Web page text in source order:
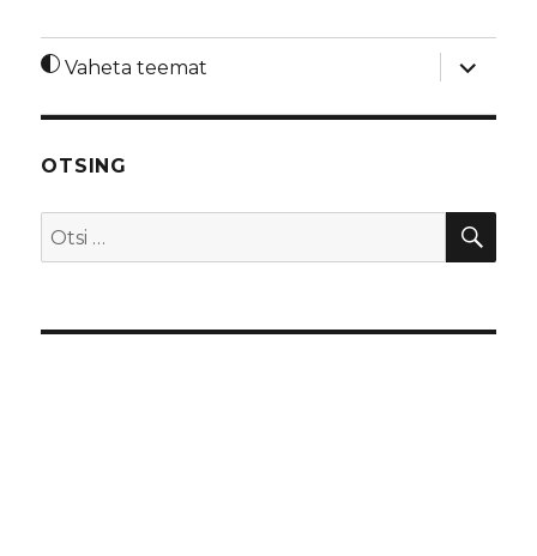
Vaheta teemat
laienda
OTSING
Otsi: